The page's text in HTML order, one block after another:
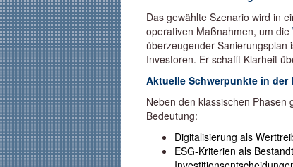
Das gewählte Szenario wird in
operativen Maßnahmen, um die
überzeugender Sanierungsplan
Investoren. Er schafft Klarheit
Aktuelle Schwerpunkte in der
Neben den klassischen
Bedeutung:
Digitalisierung als
ESG-Kriterien als